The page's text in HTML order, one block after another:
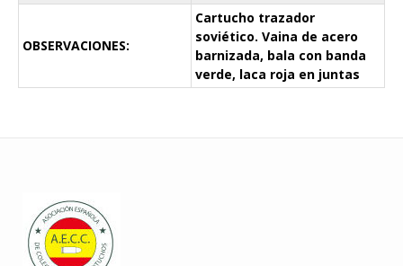
OBSERVACIONES:
Cartucho trazador
soviético. Vaina de acero
barnizada, bala con banda
verde, laca roja en juntas